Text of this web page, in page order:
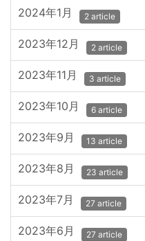
2024年1月 2 article
2023年12月 2 article
2023年11月 3 article
2023年10月 6 article
2023年9月 13 article
2023年8月 23 article
2023年7月 27 article
2023年6月 27 article